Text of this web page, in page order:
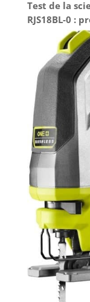
par
Test de la
RJS18BL-0 :